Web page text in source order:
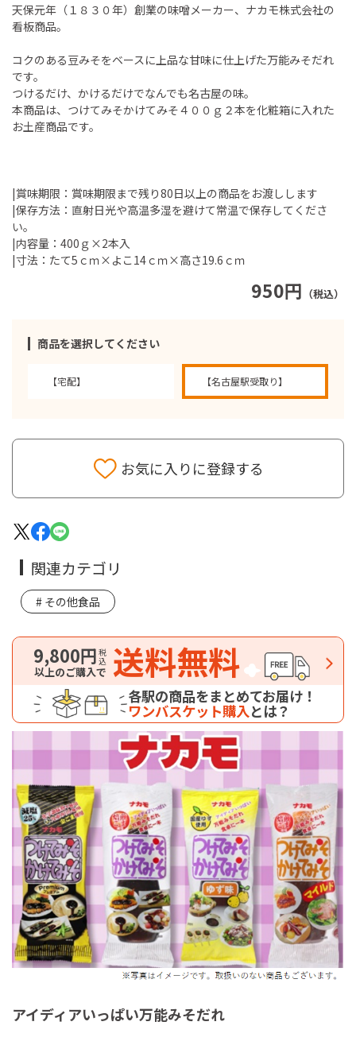
950円 （税込）
商品を選択してください
【宅配】 【名古屋駅受取り】
天保元年（１８３０年）創業の味噌メーカー、ナカモ株式会社の
看板商品。
コクのある豆みそをベースに上品な甘味に仕上げた万能みそだれ
です。
つけるだけ、かけるだけでなんでも名古屋の味。
本商品は、つけてみそかけてみそ４００ｇ２本を化粧箱に入れた
お土産商品です。
|賞味期限：賞味期限まで残り80日以上の商品をお渡しします
|保存方法：直射日光や高温多湿を避けて常温で保存してくださ
い。
|内容量：400ｇ×2本入
|寸法：たて5ｃｍ×よこ14ｃｍ×高さ19.6ｃｍ
お気に入りに登録する
アイディアいっぱい万能みそだれ
関連カテゴリ
その他食品
9,800円税込
以上のご購入で 送料無料
各駅の商品をまとめてお届け！
ワンバスケット購入とは？